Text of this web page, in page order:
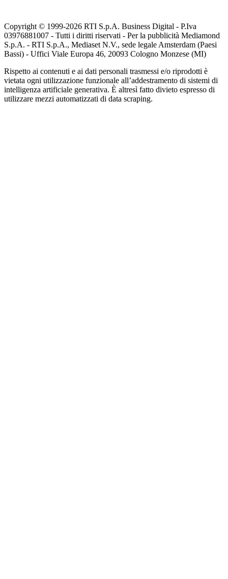
Copyright © 1999-2026 RTI S.p.A. Business Digital - P.Iva
03976881007 - Tutti i diritti riservati - Per la pubblicità Mediamond
S.p.A. - RTI S.p.A., Mediaset N.V., sede legale Amsterdam (Paesi
Bassi) - Uffici Viale Europa 46, 20093 Cologno Monzese (MI)
Rispetto ai contenuti e ai dati personali trasmessi e/o riprodotti è
vietata ogni utilizzazione funzionale all’addestramento di sistemi di
intelligenza artificiale generativa. È altresì fatto divieto espresso di
utilizzare mezzi automatizzati di data scraping.